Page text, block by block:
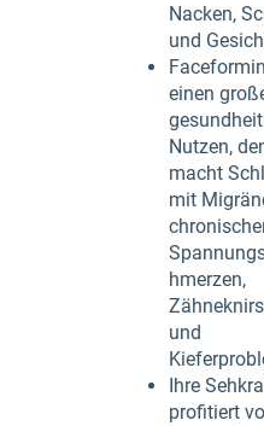
Nacken,
und
einen
Nutzen,
macht
mit
hmerzen,
und
Ihre
profitiert